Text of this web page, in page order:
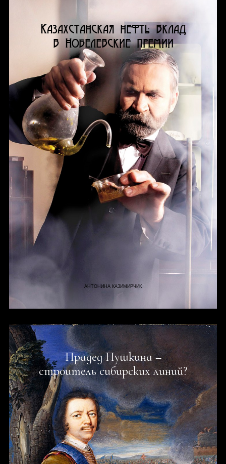
Казахстанская нефть: вклад
в Нобелевские премии
АНТОНИНА КАЗИМИРЧИК
Прадед Пушкина –
строитель сибирских линий?